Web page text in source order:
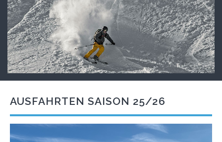
AUSFAHRTEN SAISON 25/26